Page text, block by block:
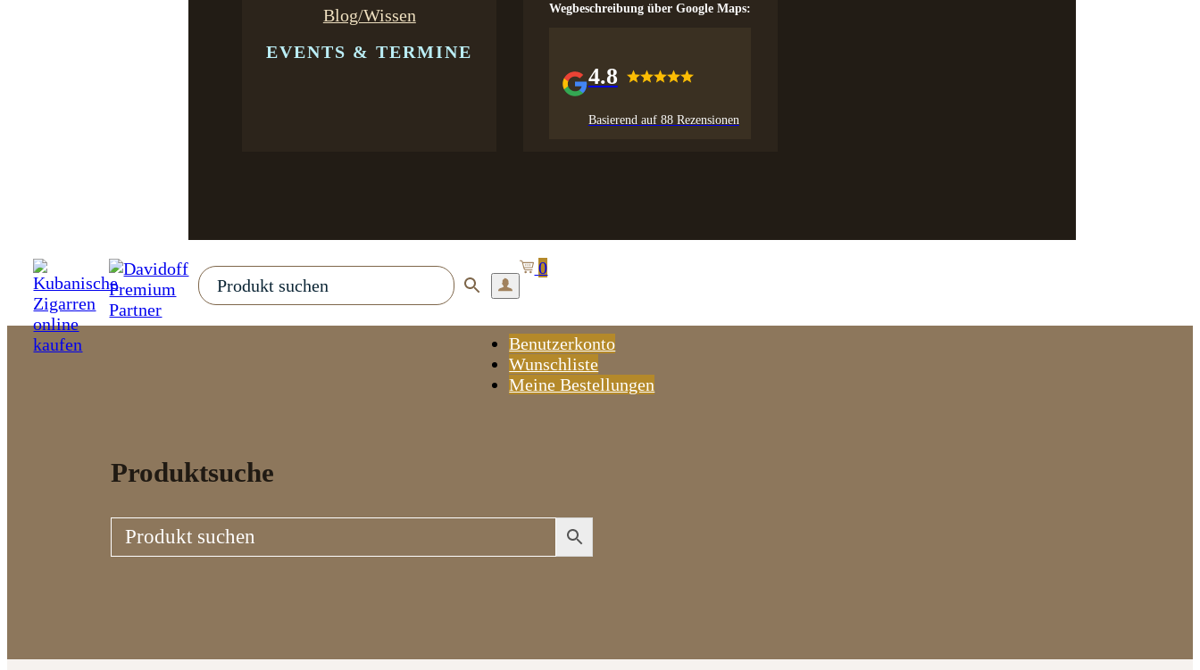
Blog/Wissen
EVENTS & TERMINE
Wegbeschreibung über Google Maps:
4.8
Basierend auf 88 Rezensionen
Benutzerkonto
Wunschliste
Meine Bestellungen
0
Produktsuche